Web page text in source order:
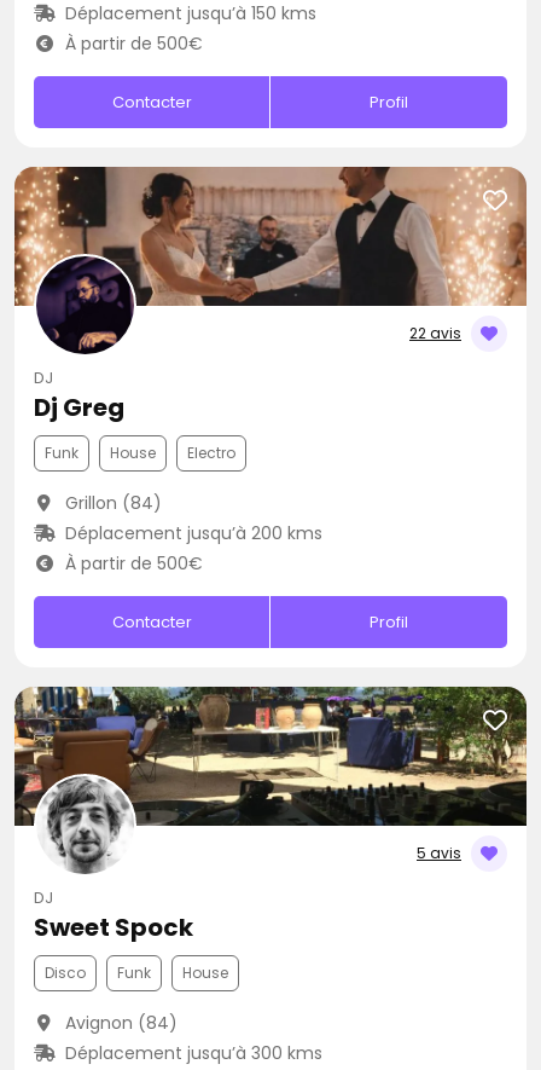
Déplacement jusqu’à 150 kms
À partir de 500€
Contacter Profil
22 avis
DJ
Dj Greg
Funk House Electro
Grillon (84)
Déplacement jusqu’à 200 kms
À partir de 500€
Contacter Profil
5 avis
DJ
Sweet Spock
Disco Funk House
Avignon (84)
Déplacement jusqu’à 300 kms